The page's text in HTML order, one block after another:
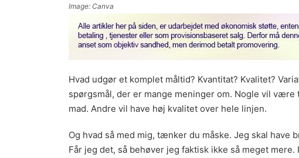
Image: Canva
Hvad udgør et komplet måltid? Kvantitat? Kvalitet?
spørgsmål, der er mange meninger om. Nogle vil
mad. Andre vil have høj kvalitet over hele linjen.
Og hvad så med mig, tænker du måske. Jeg skal have
Får jeg det, så behøver jeg faktisk ikke så meget